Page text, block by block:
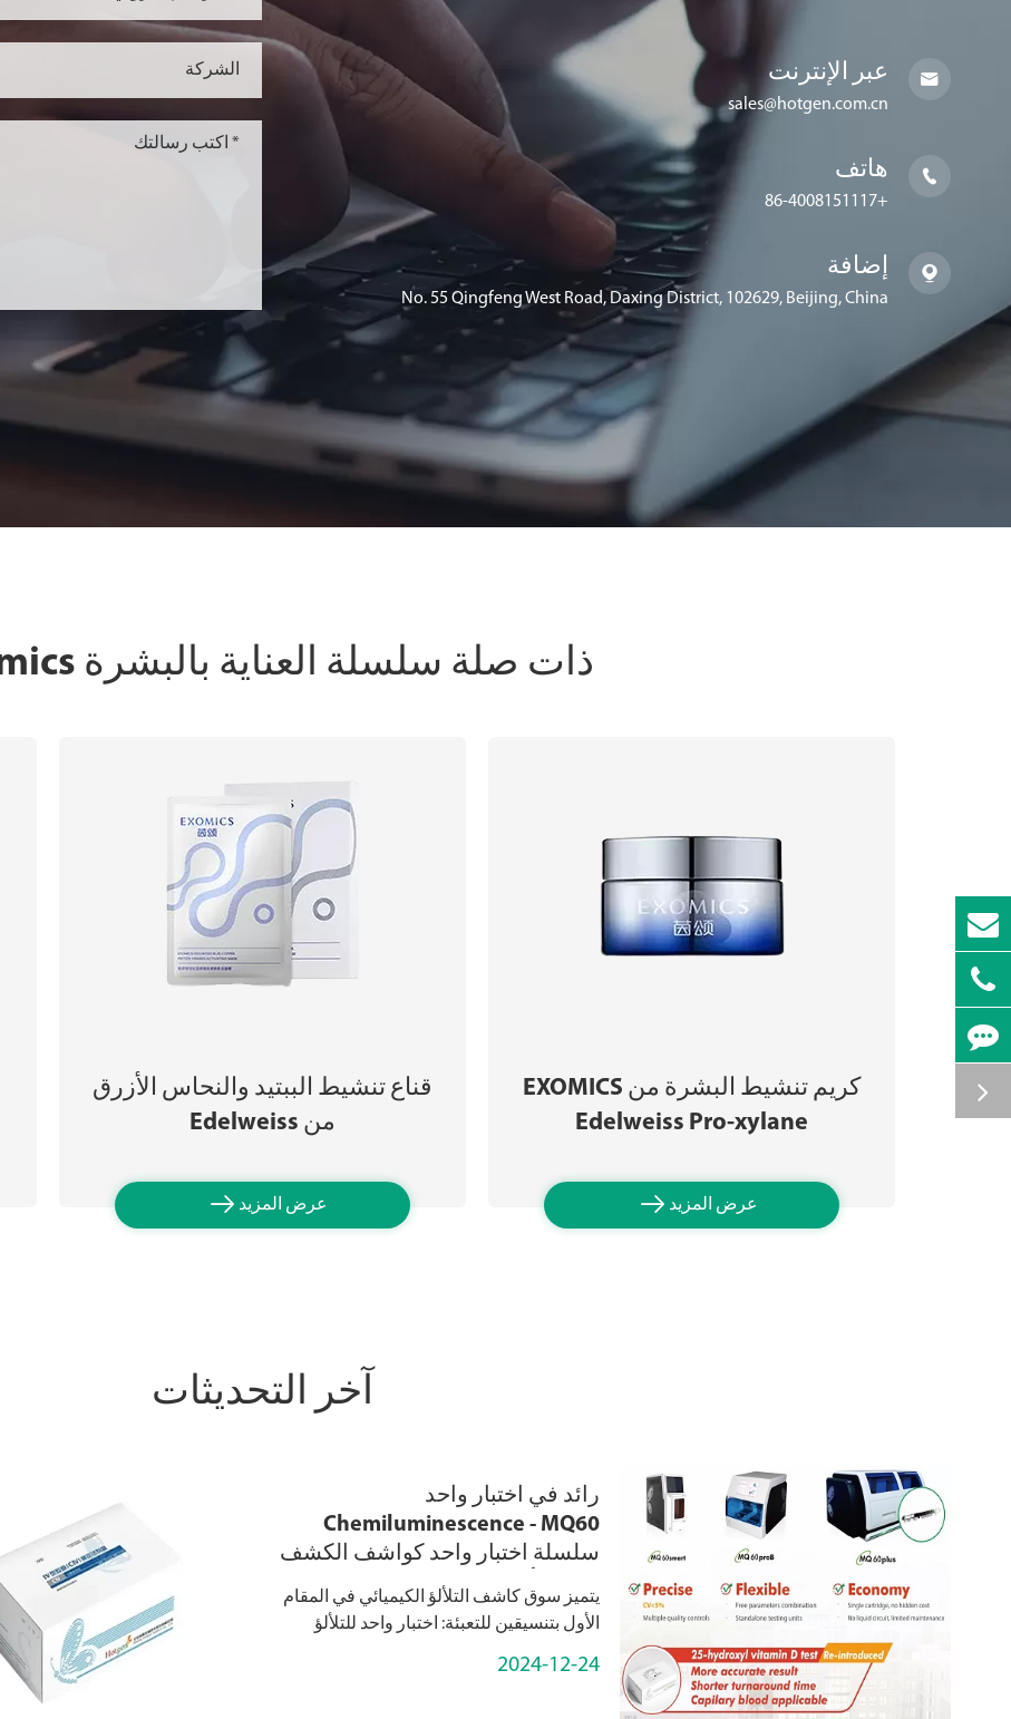
 عبر الإنترنت
sales@hotgen.com.cn
 هاتف
+86-4008151117
 إضافة
No. 55 Qingfeng West Road, Daxing District, 102629, Beijing, China
ذات صلة سلسلة العناية بالبشرة Exomics
كريم تنشيط البشرة من EXOMICS
Edelweiss Pro-xylane
عرض المزيد 
قناع تنشيط الببتيد والنحاس الأزرق
من Edelweiss
عرض المزيد 
آخر التحديثات
رائد في اختبار واحد
Chemiluminescence - MQ60
سلسلة اختبار واحد كواشف الكشف
عن التلألؤ الكيميائي
يتميز سوق كاشف التلألؤ الكيميائي في المقام
الأول بتنسيقين للتعبئة: اختبار واحد للتلألؤ
2024-12-24